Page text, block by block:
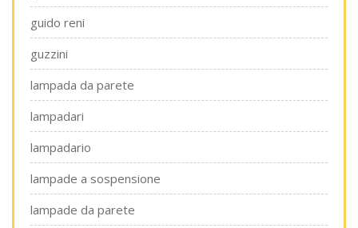
guido reni
guzzini
lampada da parete
lampadari
lampadario
lampade a sospensione
lampade da parete